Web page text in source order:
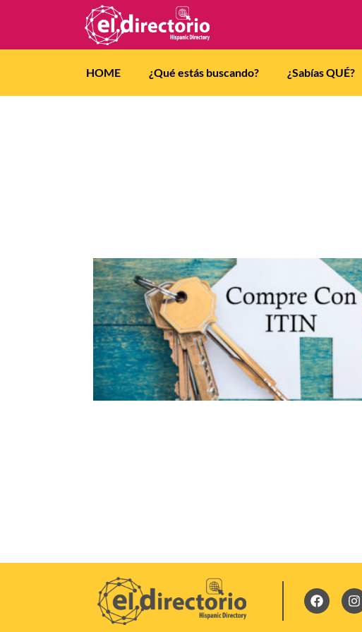
HOME ¿Qué estás buscando? ¿Sabías QUÉ?